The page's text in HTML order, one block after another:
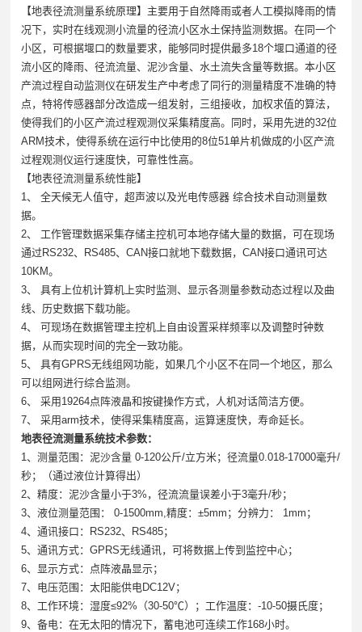
【地表径流测量系统原理】主要用于自然降雨或者人工模拟降雨的情
况下，实时在线观测小流量的径流小区水土保持监测数据。在同一个
小区，可根据堰口的数量要求，能够同时提供最多18个堰口通道的径
流小区的降雨、径流流量、泥沙含量、水土流失含量等数据。本小区
产流过程自动监测仪在研发生产中考虑了同行的测量精度不准确的特
点，特将传感器部分改造成一组发射，三组接收，加权求值的算法，
使得我们的小区产流过程观测仪采集精度高。同时，采用先进的32位
ARM技术，使得系统在运行中比使用的8位51单片机做成的小区产流
过程观测仪运行速度快，可靠性性高。
【地表径流测量系统性能】
1、全天候无人值守，超声波以及光电传感器 综合技术自动测量数
据。
2、 工作管理数据采集存储主控机可本地存储大量的数据，可在现场
通过RS232、 RS485、CAN接口就地下载数据，CAN接口通讯可达
10KM。
3、具有上位机计算机上实时监测、显示各测量参数动态过程以及曲
线、历史数据下载功能。
4、可现场在数据管理主控机上自由设置采样频率以及调整时钟数
据，从而实现时间的完全一致功能。
5、具有GPRS无线组网功能，如果几个小区不在同一个地区，那么
可以组网进行综合监测。
6、采用 19264点阵液晶和按键操作方式，人机对话简洁方便。
7、采用arm技术，使得采集精度高，运算速度快，寿命延长。
地表径流测量系统技术参数：
1、测量范围：泥沙含量 0-120公斤/立方米；径流量0.018-17000毫升/
秒；（通过液位计算得出）
2、精度：泥沙含量小于3% ，径流流量误差小于3毫升/秒；
3、液位测量范围： 0-1500mm,精度：±5mm ；分辨力： 1mm ；
4、通讯接口： RS232、 RS485；
5、通讯方式：GPRS无线通讯，可将数据上传到监控中心；
6、 显示方式：点阵液晶显示；
7、 电压范围：太阳能供电DC12V；
8、 工作环境：湿度≤92% （30-50℃） ； 工作温度：-10-50摄氏度；
9、备电：在无太阳的情况下，蓄电池可连续工作168小时。